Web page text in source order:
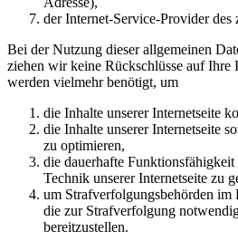
der Internet-Service-Provider des
Bei der Nutzung dieser allgemeinen
ziehen wir keine Rückschlüsse auf Ihre
werden vielmehr benötigt, um
die Inhalte unserer Internetseite
die Inhalte unserer Internetseite
zu optimieren,
die dauerhafte
Technik unserer Internetseite zu
um Strafverfolgungsbehörden im
die zur Strafverfolgung
bereitzustellen.